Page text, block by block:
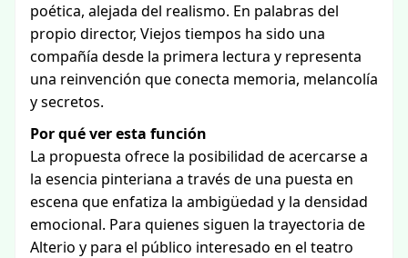
poética, alejada del realismo. En palabras del
propio director, Viejos tiempos ha sido una
compañía desde la primera lectura y representa
una reinvención que conecta memoria, melancolía
y secretos.
Por qué ver esta función
La propuesta ofrece la posibilidad de acercarse a
la esencia pinteriana a través de una puesta en
escena que enfatiza la ambigüedad y la densidad
emocional. Para quienes siguen la trayectoria de
Alterio y para el público interesado en el teatro